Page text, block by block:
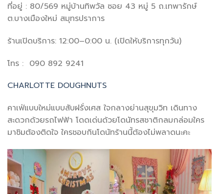
ที่อยู่ : 80/569 หมู่บ้านทิพวัล ซอย 43 หมู่ 5 ถ.เทพารักษ์
ต.บางเมืองใหม่ สมุทรปราการ
ร้านเปิดบริการ: 12:00–0:00 น. (เปิดให้บริการทุกวัน)
โทร : 090 892 9241
CHARLOTTE DOUGHNUTS
คาเฟ่แบบใหม่แบบสับฝรั่งเศส ใจกลางย่านสุขุมวิท เดินทาง
สะดวกด้วยรถไฟฟ้า โดดเด่นด้วยโดนัทรสชาติกลมกล่อมใคร
มาชิมต้องติดใจ ใครชอบกินโดนัทร้านนี้ต้องไม่พลาดนะคะ